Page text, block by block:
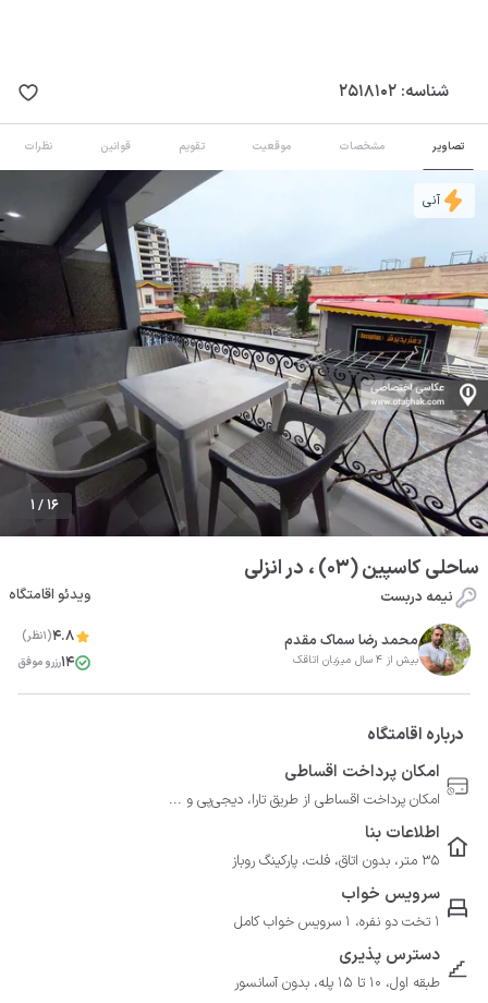
شناسه: 2518102
تصاویر مشخصات موقعیت تقویم قوانین نظرات
1 / 16
آنی
ساحلی کاسپین (03) ، در انزلی
نیمه دربست ویدئو اقامتگاه
محمد رضا سماک مقدم
بیش از 4 سال میزبان اتاقک
4.8(1نظر)
14رزرو موفق
درباره اقامتگاه
امکان پرداخت اقساطی
امکان پرداخت اقساطی از طریق تارا، دیجی‌پی و ...
اطلاعات بنا
35 متر، بدون اتاق، فلت، پارکینگ روباز
سرویس خواب
1 تخت دو نفره، 1 سرویس خواب کامل
دسترس پذیری
طبقه اول، 10 تا 15 پله، بدون آسانسور